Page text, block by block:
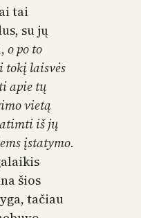
tai
su jų
o po to
tokį laisvės
apie tų
vietą
iš jų
įstatymo.
šios
tačiau